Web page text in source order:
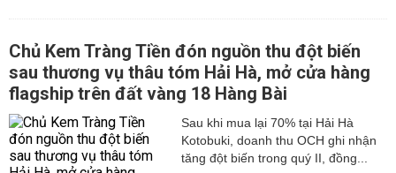
Chủ Kem Tràng Tiền đón nguồn thu đột biến
sau thương vụ thâu tóm Hải Hà, mở cửa hàng
flagship trên đất vàng 18 Hàng Bài
Sau khi mua lại 70% tại Hải Hà
Kotobuki, doanh thu OCH ghi nhận
tăng đột biến trong quý II, đồng...